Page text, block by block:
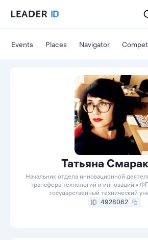
Events Places Navigator
Татьяна
Начальник отдела инновационной
трансфера технологий и инноваций •
государственный технический
4928062